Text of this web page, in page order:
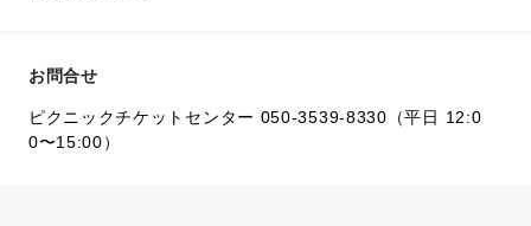
お問合せ
ピクニックチケットセンター 050-3539-8330（平日 12:0
0〜15:00）